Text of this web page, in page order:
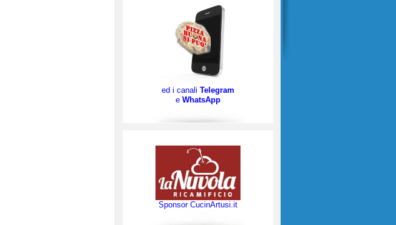
ed i canali Telegram
e WhatsApp
Sponsor CucinArtusi.it